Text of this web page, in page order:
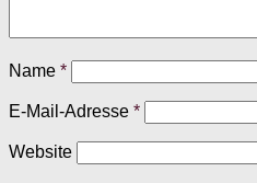
Name *
E-Mail-Adresse *
Website